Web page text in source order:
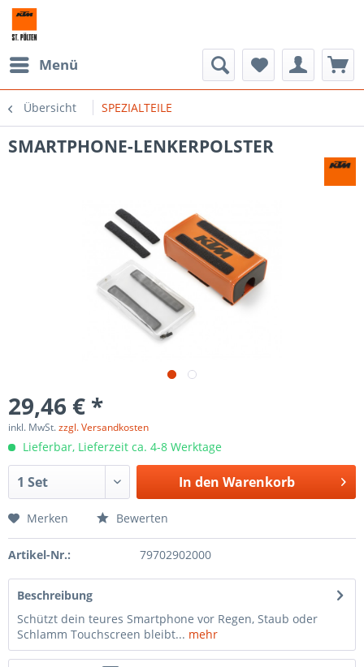
Menü
Übersicht SPEZIALTEILE
SMARTPHONE-LENKERPOLSTER
29,46 € *
inkl. MwSt.zzgl. Versandkosten
Lieferbar, Lieferzeit ca. 4-8 Werktage
In den Warenkorb
Merken Bewerten
Artikel-Nr.: 79702902000
Beschreibung
Schützt dein teures Smartphone vor Regen, Staub oder
Schlamm Touchscreen bleibt... mehr